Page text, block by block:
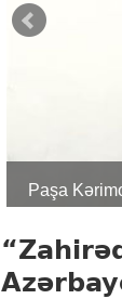
Paşa
adam -